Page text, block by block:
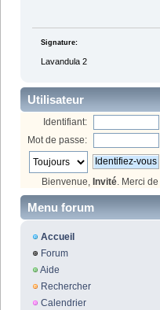
Signature:
Lavandula 2
Utilisateur
Identifiant:
Mot de passe:
Bienvenue, Invité. Merci de
Menu forum
Accueil
Forum
Aide
Rechercher
Calendrier